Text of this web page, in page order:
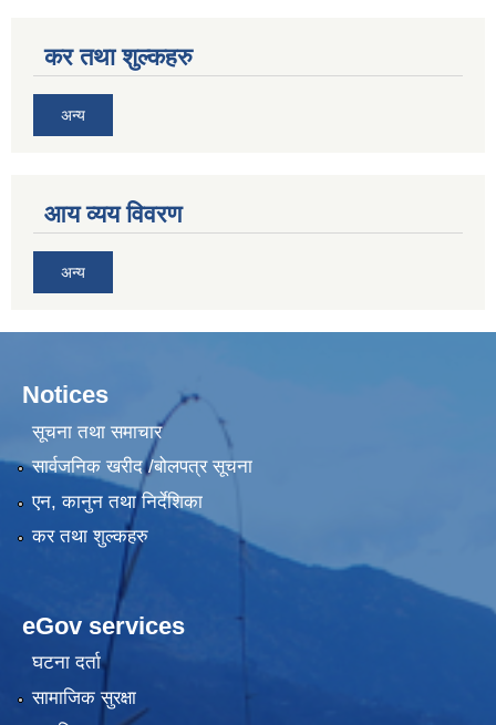
कर तथा शुल्कहरु
अन्य
आय व्यय विवरण
अन्य
Notices
सूचना तथा समाचार
सार्वजनिक खरीद /बोलपत्र सूचना
एन, कानुन तथा निर्देशिका
कर तथा शुल्कहरु
eGov services
घटना दर्ता
सामाजिक सुरक्षा